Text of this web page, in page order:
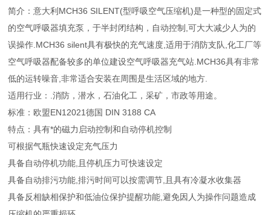
简介：意大利MCH36 SILENT(型呼吸空气压缩机)是一种型的固定式
的空气呼吸器填充泵，于半封闭结构，自动控制,可大大减少人为的
误操作.MCH36 silent具有极快的充气速度,适用于消防支队,化工厂等
空气呼吸器配备较多的单位建设空气呼吸器充气站.MCH36具有非常
低的运转噪音,非常适合安装在周围是生活区域的地方.
适用行业：.消防，潜水，石油化工，采矿，市政等用途。
标准：欧盟EN12021德国 DIN 3188 CA
特点：具有*的磁力启动控制和自动停机控制
可根据气瓶快速设定充气压力
具备自动停机功能,且停机压力可快速设定
具备自动排污功能,排污时间可以按需调节,且具有冷凝水收集器
具备反相缺相保护和低油位保护提醒功能,避免因人为操作问题造成